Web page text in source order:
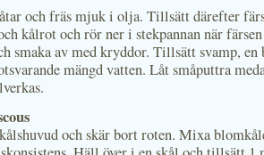
och fräs mjuk i olja. Tillsätt därefter
kålrot och rör ner i stekpannan när
smaka av med kryddor. Tillsätt svamp, en
mängd vatten. Låt småputtra
och skär bort roten. Mixa